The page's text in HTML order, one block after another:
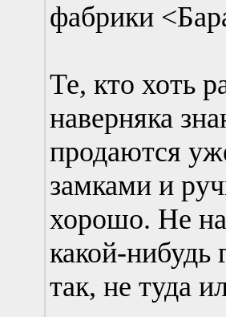
фабрики
Те, кто хоть
наверняка
продаются
замками и
хорошо. Не
какой-нибудь
так, не туда